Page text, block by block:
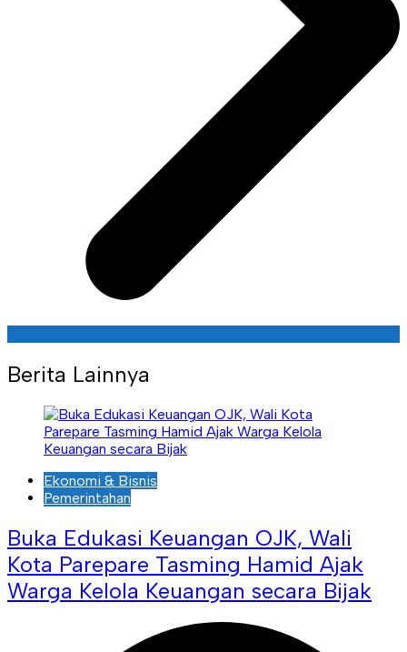
Berita Lainnya
Ekonomi & Bisnis
Pemerintahan
Buka Edukasi Keuangan OJK, Wali
Kota Parepare Tasming Hamid Ajak
Warga Kelola Keuangan secara Bijak